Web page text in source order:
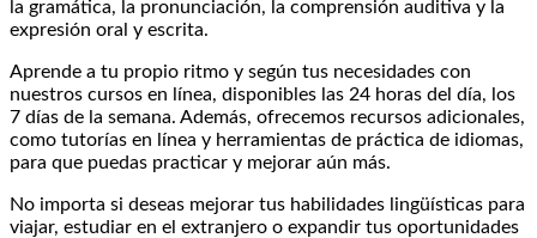
la gramática, la pronunciación, la comprensión auditiva y la
expresión oral y escrita.
Aprende a tu propio ritmo y según tus necesidades con
nuestros cursos en línea, disponibles las 24 horas del día, los
7 días de la semana. Además, ofrecemos recursos adicionales,
como tutorías en línea y herramientas de práctica de idiomas,
para que puedas practicar y mejorar aún más.
No importa si deseas mejorar tus habilidades lingüísticas para
viajar, estudiar en el extranjero o expandir tus oportunidades